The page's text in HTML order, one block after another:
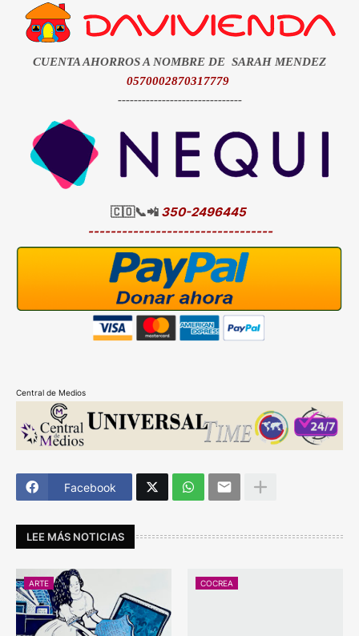
CUENTA AHORROS A NOMBRE DE SARAH MENDEZ
0570002870317779
-------------------------------
🇨🇴📞📲 350-2496445
---------------------------------
Central de Medios
Facebook
LEE MÁS NOTICIAS
ARTE COCREA